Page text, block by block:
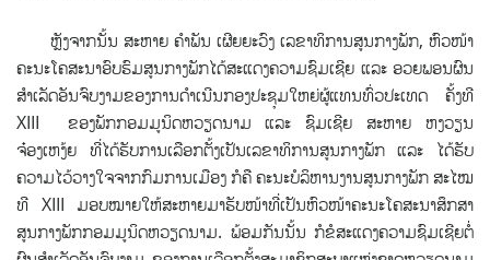
ຫຼັງຈາກນັ້ນ ສະຫາຍ ຄຳພັນ ເຜີຍຍະວົງ ເລຂາທິການສູນກາງພັກ, ຫົວໜ້າ
ຄະນະໂຄສະນາອົບຮົມສູນກາງພັກໄດ້ສະແດງຄວາມຊົມເຊີຍ ແລະ ອວຍພອນຜົນ
ສໍາເລັດອັນຈົບງາມຂອງການດໍາເນີນກອງປະຊຸມໃຫຍ່ຜູ້ແທນທົ່ວປະເທດ ຄັ້ງທີ
XIII ຂອງພັກກອມມູນິດຫວຽດນາມ ແລະ ຊົມເຊີຍ ສະຫາຍ ຫງວຽນ
ຈ໋ອງເຫງ້ຍ ທີ່ໄດ້ຮັບການເລືອກຕັ້ງເປັນເລຂາທິການສູນກາງພັກ ແລະ ໄດ້ຮັບ
ຄວາມໄວ້ວາງໃຈຈາກກົມການເມືອງ ກໍຄື ຄະນະບໍລິຫານງານສູນກາງພັກ ສະໄໝ
ທີ XIII ມອບໝາຍໃຫ້ສະຫາຍມາຮັບໜ້າທີ່ເປັນຫົວໜ້າຄະນະໂຄສະນາສຶກສາ
ສູນກາງພັກກອມມູນິດຫວຽດນາມ. ພ້ອມກັນນັ້ນ ກໍຂໍສະແດງຄວາມຊົມເຊີຍຕໍ່